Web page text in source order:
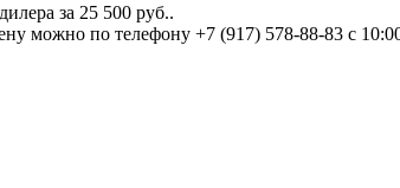
за 25 500 руб..
можно по телефону +7 (917) 578-88-83 с